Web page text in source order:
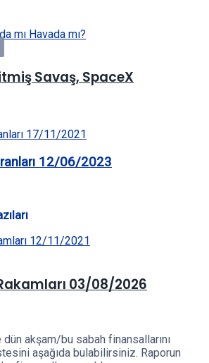
Savaş, SpaceX
12/06/2023
03/08/2026
akşam/bu sabah finansallarını
aşağıda bulabilirsiniz. Raporun